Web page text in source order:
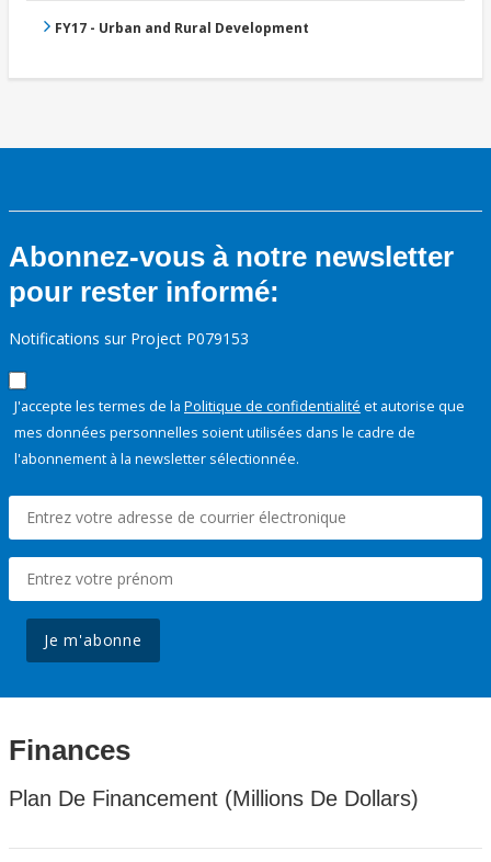
FY17 - Urban and Rural Development
Abonnez-vous à notre newsletter
pour rester informé:
Notifications sur Project P079153
J'accepte les termes de la Politique de confidentialité et autorise que
mes données personnelles soient utilisées dans le cadre de
l'abonnement à la newsletter sélectionnée.
Je m'abonne
Finances
Plan De Financement (Millions De Dollars)